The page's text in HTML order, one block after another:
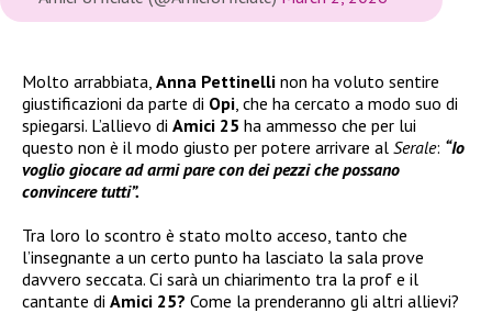
Molto arrabbiata, Anna Pettinelli non ha voluto sentire
giustificazioni da parte di Opi , che ha cercato a modo suo di
spiegarsi. L’allievo di Amici 25 ha ammesso che per lui
questo non è il modo giusto per potere arrivare al Serale: “Io
voglio giocare ad armi pare con dei pezzi che possano
convincere tutti”.
Tra loro lo scontro è stato molto acceso, tanto che
l’insegnante a un certo punto ha lasciato la sala prove
davvero seccata. Ci sarà un chiarimento tra la prof e il
cantante di Amici 25? Come la prenderanno gli altri allievi?